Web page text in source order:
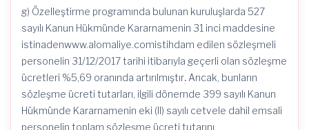
g) Özelleştirme programında bulunan kuruluşlarda 527
sayılı Kanun Hükmünde Kararnamenin 31 inci maddesine
istinadenwww.alomaliye.comistihdam edilen sözleşmeli
personelin 31/12/2017 tarihi itibarıyla geçerli olan sözleşme
ücretleri %5,69 oranında artırılmıştır. Ancak, bunların
sözleşme ücreti tutarları, ilgili dönemde 399 sayılı Kanun
Hükmünde Kararnamenin eki (II) sayılı cetvele dahil emsali
personelin toplam sözleşme ücreti tutarını